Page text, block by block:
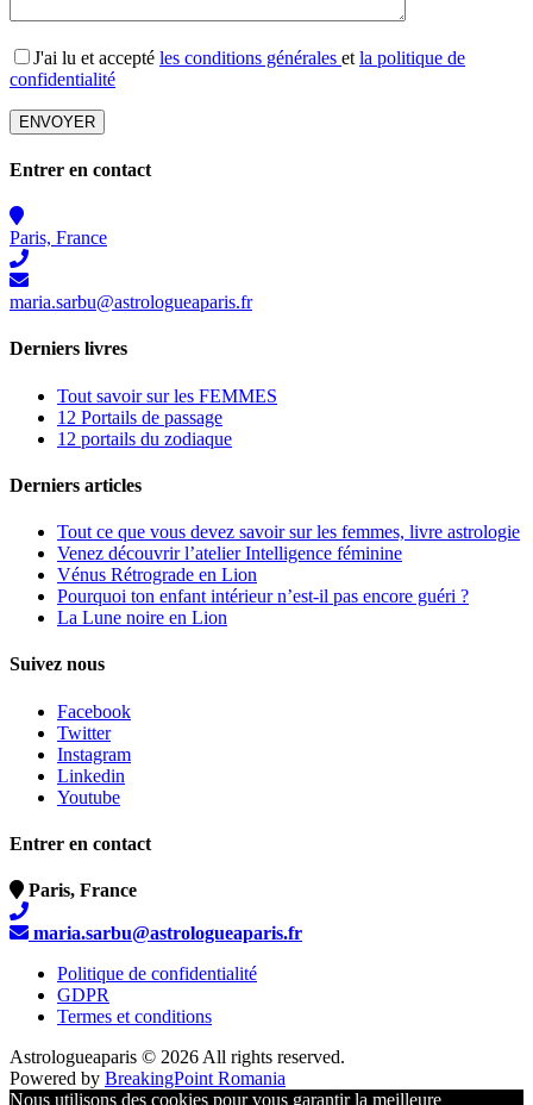
J'ai lu et accepté les conditions générales et la politique de
confidentialité
Entrer en contact
Paris, France
maria.sarbu@astrologueaparis.fr
Derniers livres
Tout savoir sur les FEMMES
12 Portails de passage
12 portails du zodiaque
Derniers articles
Tout ce que vous devez savoir sur les femmes, livre astrologie
Venez découvrir l’atelier Intelligence féminine
Vénus Rétrograde en Lion
Pourquoi ton enfant intérieur n’est-il pas encore guéri ?
La Lune noire en Lion
Suivez nous
Facebook
Twitter
Instagram
Linkedin
Youtube
Entrer en contact
Paris, France
maria.sarbu@astrologueaparis.fr
Politique de confidentialité
GDPR
Termes et conditions
Astrologueaparis © 2026 All rights reserved.
Powered by BreakingPoint Romania
Nous utilisons des cookies pour vous garantir la meilleure